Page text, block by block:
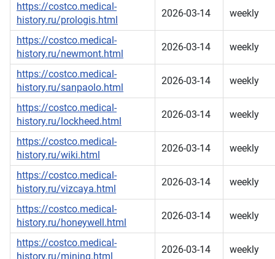
https://costco.medical-
history.ru/prologis.html
2026-03-14 weekly
https://costco.medical-
history.ru/newmont.html
2026-03-14 weekly
https://costco.medical-
history.ru/sanpaolo.html
2026-03-14 weekly
https://costco.medical-
history.ru/lockheed.html
2026-03-14 weekly
https://costco.medical-
history.ru/wiki.html
2026-03-14 weekly
https://costco.medical-
history.ru/vizcaya.html
2026-03-14 weekly
https://costco.medical-
history.ru/honeywell.html
2026-03-14 weekly
https://costco.medical-
history.ru/mining.html
2026-03-14 weekly